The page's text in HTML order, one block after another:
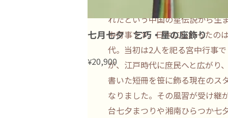
が年に一度、7月7日の夜に再会
れたという中国の星伝説から生
中行事です。日本に伝わったの
代。当初は2人を祀る宮中行事
が、江戸時代に庶民へと広がり
書いた短冊を笹に飾る現在のス
なりました。その風習が受け継
台七夕まつりや湘南ひらつか七
七月七夕 乞巧・星の座飾り
¥20,900
童謡『たなばたさま』に登場する“五
自然界の「木・火・土・金・水」を
の陰陽五行説に根差した色なんだ。
アイテム